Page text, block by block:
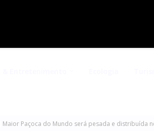
Maior Paçoca do Mundo será pesada e distribuída